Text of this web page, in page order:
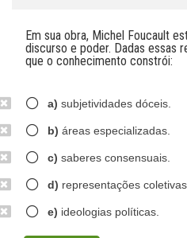
Em sua obra, Michel Foucault
discurso e poder. Dadas essas
que o conhecimento constrói:
a) subjetividades dóceis.
b) áreas especializadas.
c) saberes consensuais.
d) representações coletivas.
e) ideologias políticas.